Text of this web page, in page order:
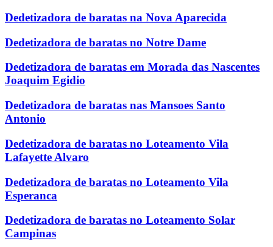
Dedetizadora de baratas na Nova Aparecida
Dedetizadora de baratas no Notre Dame
Dedetizadora de baratas em Morada das Nascentes
Joaquim Egidio
Dedetizadora de baratas nas Mansoes Santo
Antonio
Dedetizadora de baratas no Loteamento Vila
Lafayette Alvaro
Dedetizadora de baratas no Loteamento Vila
Esperanca
Dedetizadora de baratas no Loteamento Solar
Campinas